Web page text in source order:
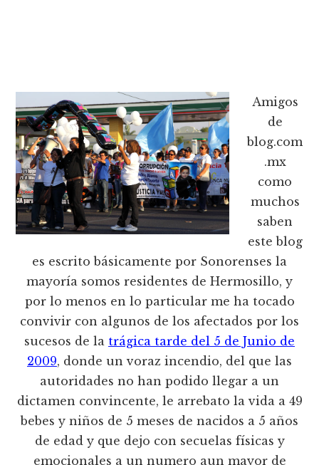
Amigos
de
blog.com
.mx
como
muchos
saben
este blog
es escrito básicamente por Sonorenses la
mayoría somos residentes de Hermosillo, y
por lo menos en lo particular me ha tocado
convivir con algunos de los afectados por los
sucesos de la trágica tarde del 5 de Junio de
2009, donde un voraz incendio, del que las
autoridades no han podido llegar a un
dictamen convincente, le arrebato la vida a 49
bebes y niños de 5 meses de nacidos a 5 años
de edad y que dejo con secuelas físicas y
emocionales a un numero aun mayor de